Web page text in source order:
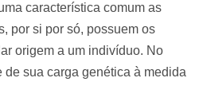
característica comum as
por si por só, possuem os
origem a um indivíduo. No
de sua carga genética à medida